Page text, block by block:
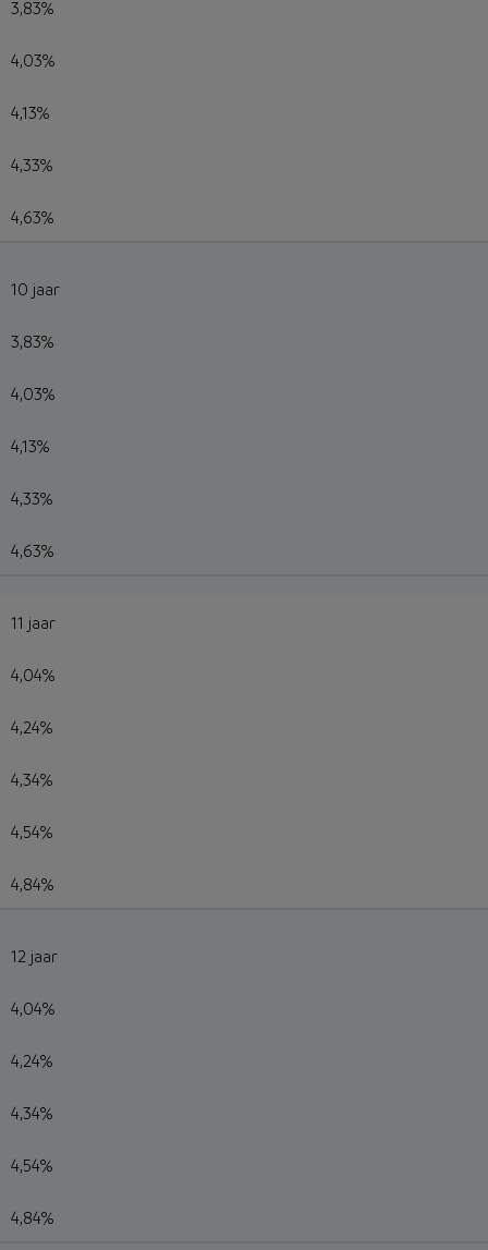
3,83%
4,03%
4,13%
4,33%
4,63%
10 jaar
3,83%
4,03%
4,13%
4,33%
4,63%
11 jaar
4,04%
4,24%
4,34%
4,54%
4,84%
12 jaar
4,04%
4,24%
4,34%
4,54%
4,84%